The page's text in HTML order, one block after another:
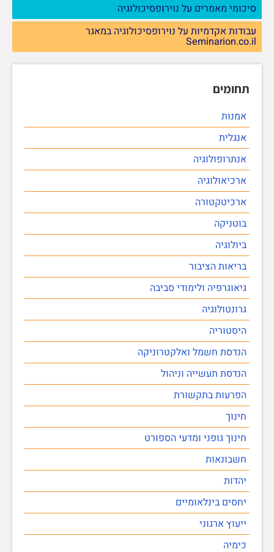
סיכומי מאמרים על נוירופסיכולוגיה
עבודות אקדמיות על נוירופסיכולוגיה במאגר
Seminarion.co.il
תחומים
אמנות
אנגלית
אנתרופולוגיה
ארכיאולוגיה
ארכיטקטורה
בוטניקה
ביולוגיה
בריאות הציבור
גיאוגרפיה ולימודי סביבה
גרונטולוגיה
היסטוריה
הנדסת חשמל ואלקטרוניקה
הנדסת תעשייה וניהול
הפרעות בתקשורת
חינוך
חינוך גופני ומדעי הספורט
חשבונאות
יהדות
יחסים בינלאומיים
ייעוץ ארגוני
כימיה